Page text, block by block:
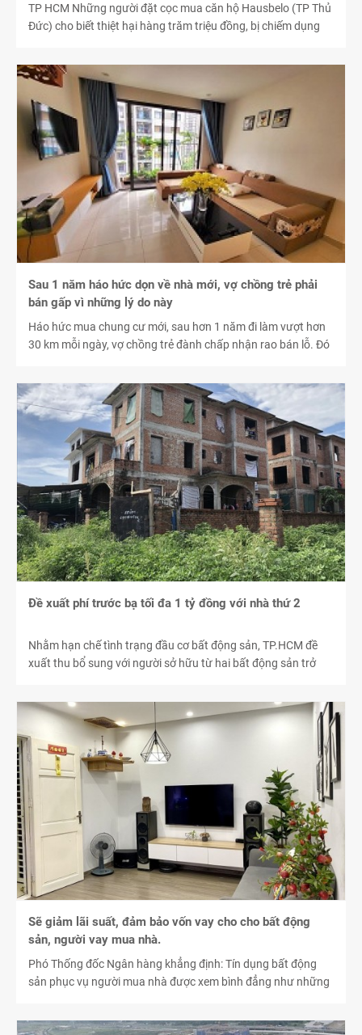
TP HCM Những người đặt cọc mua căn hộ Hausbelo (TP Thủ
Đức) cho biết thiệt hại hàng trăm triệu đồng, bị chiếm dụng
Sau 1 năm háo hức dọn về nhà mới, vợ chồng trẻ phải
bán gấp vì những lý do này
Háo hức mua chung cư mới, sau hơn 1 năm đi làm vượt hơn
30 km mỗi ngày, vợ chồng trẻ đành chấp nhận rao bán lỗ. Đó
Đề xuất phí trước bạ tối đa 1 tỷ đồng với nhà thứ 2
Nhằm hạn chế tình trạng đầu cơ bất động sản, TP.HCM đề
xuất thu bổ sung với người sở hữu từ hai bất động sản trở
Sẽ giảm lãi suất, đảm bảo vốn vay cho cho bất động
sản, người vay mua nhà.
Phó Thống đốc Ngân hàng khẳng định: Tín dụng bất động
sản phục vụ người mua nhà được xem bình đẳng như những